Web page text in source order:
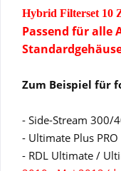
Hybrid Filterset 10
Passend für alle
Zum Beispiel für
- Side-Stream 300/
- Ultimate Plus
- RDL Ultimate /